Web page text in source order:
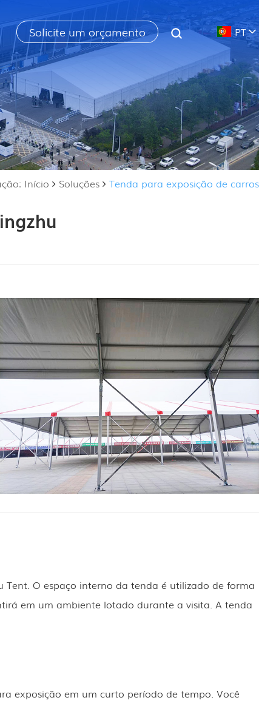
Solicite um orçamento PT
Início Soluções Tenda para exposição de carros
O espaço interno da tenda é utilizado de forma
em um ambiente lotado durante a visita. A tenda
exposição em um curto período de tempo. Você